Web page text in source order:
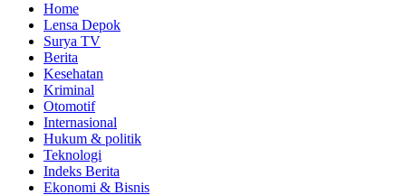
Home
Lensa Depok
Surya TV
Berita
Kesehatan
Kriminal
Otomotif
Internasional
Hukum & politik
Teknologi
Indeks Berita
Ekonomi & Bisnis